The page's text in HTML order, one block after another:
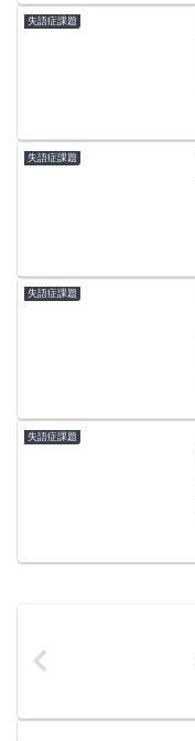
失語症課題
失語症課題
失語症課題
失語症課題